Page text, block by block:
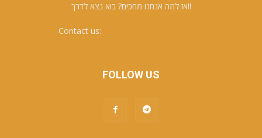
!!אז למה אנחנו מחכים? בוא נצא לדרך
Contact us:
FOLLOW US